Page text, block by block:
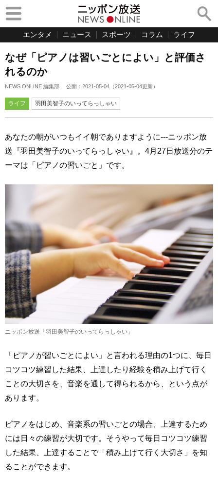
エンタメ ニュース スポーツ コラム ライフ
なぜ「ピアノは習いごとによい」と評価さ
れるのか
NEWS ONLINE 編集部 公開： 2021-05-04 （2021-05-04更新）
ライフ 羽田美智子のいってらっしゃい
あなたの朝がいつもイイ朝でありますように---ニッポン放
送『羽田美智子のいってらっしゃい』。4月27日放送分のテ
ーマは「ピアノの習いごと」です。
ニッポン放送「羽田美智子のいってらっしゃい」
「ピアノが習いごとによい」と言われる理由の1つに、毎日
コツコツ練習した結果、上達したり経験を積み上げて行く
ことの大切さを、音楽を通して得られるから、という点が
あります。
ピアノをはじめ、音楽系の習いごとの場合、上達するため
には日々の練習が大切です。そうやって毎日コツコツ練習
した結果、上達することで「積み上げて行く大切さ」を知
ることができます。